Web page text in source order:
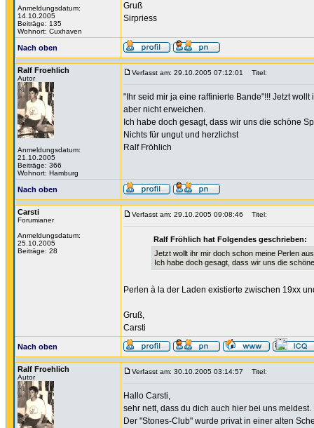
Anmeldungsdatum:
14.10.2005
Beiträge: 135
Wohnort: Cuxhaven
Gruß
Sirpriess
Nach oben
Ralf Froehlich
Autor
Anmeldungsdatum:
21.10.2005
Beiträge: 366
Wohnort: Hamburg
Verfasst am: 29.10.2005 07:12:01 Titel:
"Ihr seid mir ja eine raffinierte Bande"!!! Jetzt
aber nicht erweichen.
Ich habe doch gesagt, dass wir uns die schöne
Nichts für ungut und herzlichst
Ralf Fröhlich
Nach oben
Carsti
Forumianer
Anmeldungsdatum:
25.10.2005
Beiträge: 28
Verfasst am: 29.10.2005 09:08:46 Titel:
Ralf Fröhlich hat Folgendes geschrieben:
Jetzt wollt ihr mir doch schon meine Perlen
Ich habe doch gesagt, dass wir uns die
Perlen à la der Laden existierte zwischen 19xx
Gruß,
Carsti
Nach oben
Ralf Froehlich
Autor
Verfasst am: 30.10.2005 03:14:57 Titel:
Hallo Carsti,
sehr nett, dass du dich auch hier bei uns meldest.
Der "Stones-Club" wurde privat in einer alten